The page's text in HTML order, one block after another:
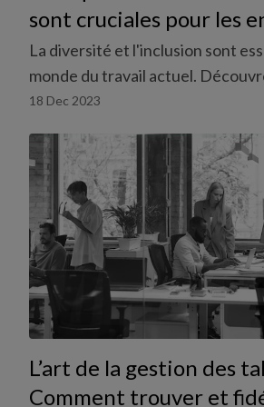
sont cruciales pour les
La diversité et l'inclusion sont
monde du travail actuel.
les plus importants à ce sujet.
18 Dec 2023
L’art de la gestion des
Comment trouver et